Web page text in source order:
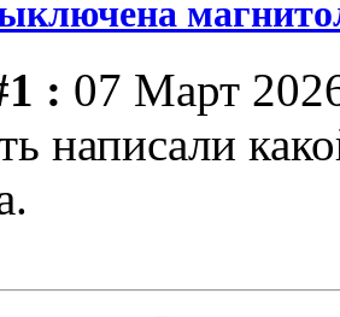
: 07 Март
написали